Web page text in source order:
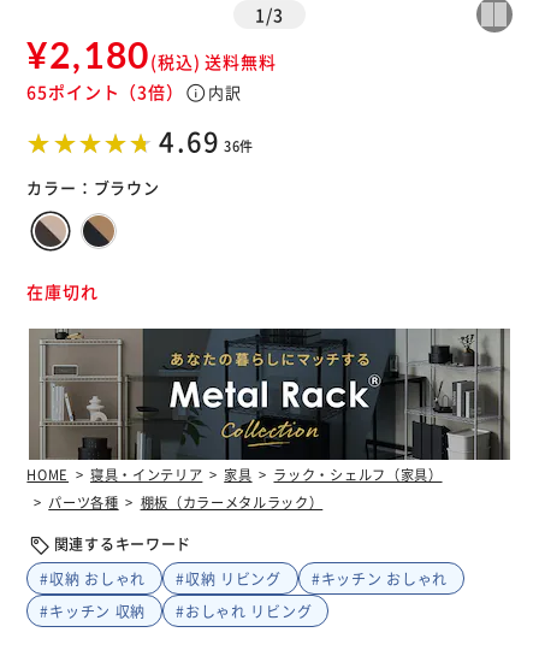
1 /3
¥2,180(税込) 送料無料
65ポイント （3倍） info内訳
4.69 36件
カラー： ブラウン
在庫切れ
HOME 寝具・インテリア 家具
ラック・シェルフ（家具）
パーツ各種
棚板（カラーメタルラック）
関連するキーワード
#収納 おしゃれ
#収納 リビング
#キッチン おしゃれ
#キッチン 収納
#おしゃれ リビング